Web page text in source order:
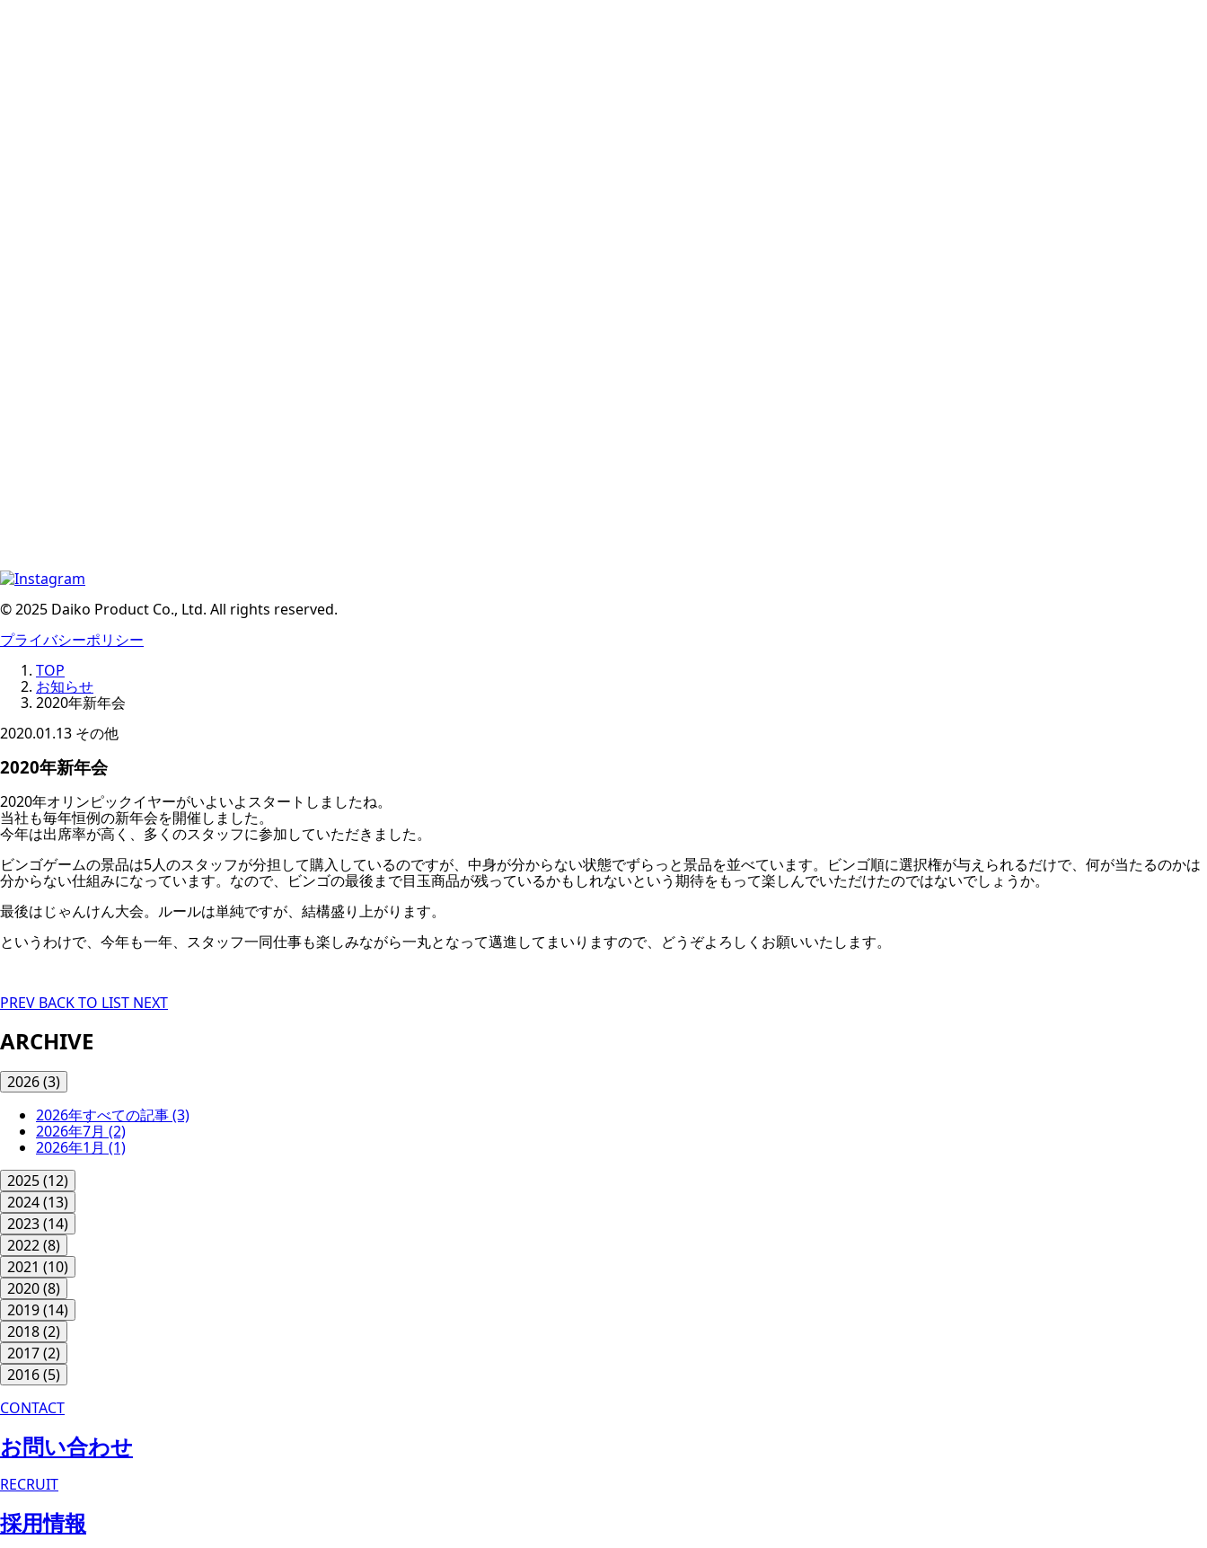
© 2025 Daiko Product Co., Ltd. All rights reserved.
プライバシーポリシー
TOP
お知らせ
2020年新年会
2020.01.13 その他
2020年新年会
2020年オリンピックイヤーがいよいよスタートしましたね。
当社も毎年恒例の新年会を開催しました。
今年は出席率が高く、多くのスタッフに参加していただきました。
ビンゴゲームの景品は5人のスタッフが分担して購入しているのですが、中身が分からない状態でずらっと景品を並べています。ビンゴ順に選択権が与えられるだけで、何が当たるのかは
分からない仕組みになっています。なので、ビンゴの最後まで目玉商品が残っているかもしれないという期待をもって楽しんでいただけたのではないでしょうか。
最後はじゃんけん大会。ルールは単純ですが、結構盛り上がります。
というわけで、今年も一年、スタッフ一同仕事も楽しみながら一丸となって邁進してまいりますので、どうぞよろしくお願いいたします。
PREV BACK TO LIST NEXT
ARCHIVE
2026(3)
2026年すべての記事(3)
2026年7月 (2)
2026年1月 (1)
2025(12)
2024(13)
2023(14)
2022(8)
2021 (10)
2020(8)
2019(14)
2018(2)
2017(2)
2016(5)
CONTACT
お問い合わせ
RECRUIT
採用情報